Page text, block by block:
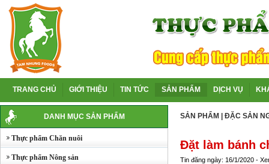
TRANG CHỦ GIỚI THIỆU TIN TỨC SẢN PHẨM DỊCH VỤ
DANH MỤC SẢN PHẨM
Thực phẩm Chăn nuôi
Thực phẩm Nông sản
SẢN PHẨM ĐẶC SẢN
Đặt làm bánh
Tin đăng ngày: 16/1/2020 -